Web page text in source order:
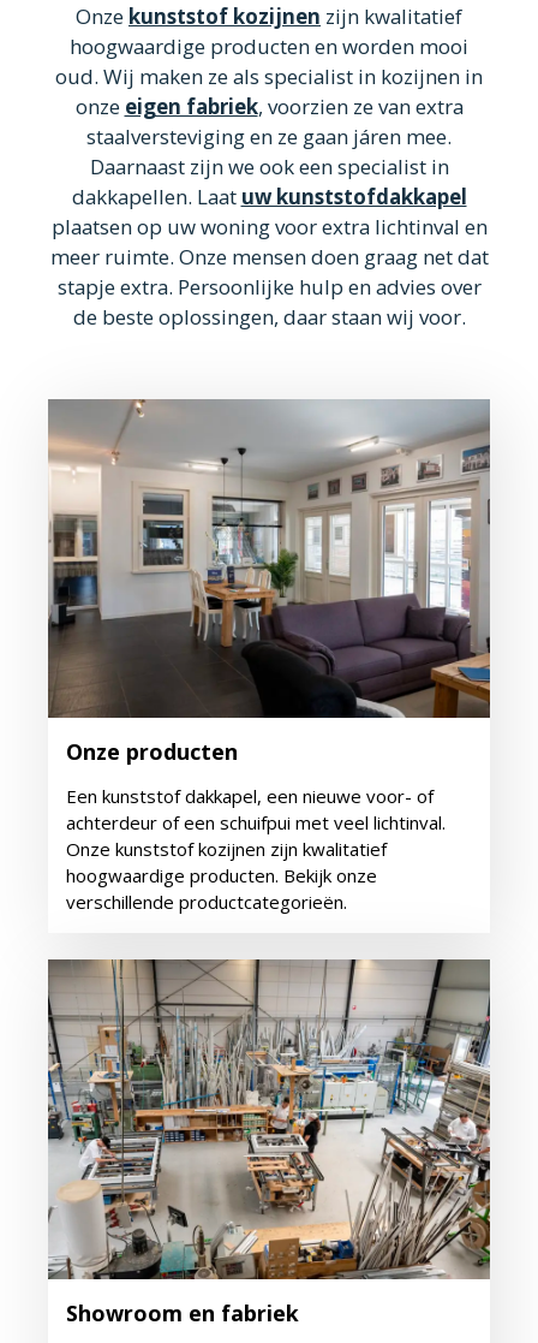
Onze kunststof kozijnen zijn kwalitatief
hoogwaardige producten en worden mooi
oud. Wij maken ze als specialist in kozijnen in
onze eigen fabriek, voorzien ze van extra
staalversteviging en ze gaan járen mee.
Daarnaast zijn we ook een specialist in
dakkapellen. Laat uw kunststofdakkapel
plaatsen op uw woning voor extra lichtinval en
meer ruimte. Onze mensen doen graag net dat
stapje extra. Persoonlijke hulp en advies over
de beste oplossingen, daar staan wij voor.
Onze producten
Een kunststof dakkapel, een nieuwe voor- of
achterdeur of een schuifpui met veel lichtinval.
Onze kunststof kozijnen zijn kwalitatief
hoogwaardige producten. Bekijk onze
verschillende productcategorieën.
Showroom en fabriek